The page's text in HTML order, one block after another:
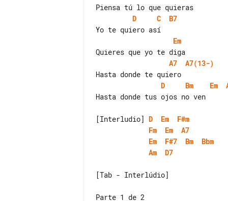
D
C
B7
Em
A7
A7(13-)
D
Bm Em
Hasta donde tus ojos no ven
[Interludio] D Em
F#m
Fm
Em
A7
Em
F#7 Bm
Bbm
Am
D7
[Tab - Interlúdio]